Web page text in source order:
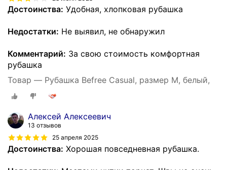
Достоинства: Удобная, хлопковая рубашка
Недостатки: Не выявил, не обнаружил
Комментарий: За свою стоимость комфортная
рубашка
Товар — Рубашка Befree Casual, размер M, белый,
Алексей Алексеевич
13 отзывов
25 апреля 2025
Достоинства: Хорошая повседневная рубашка.